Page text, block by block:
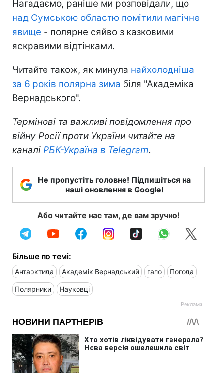
Нагадаємо, раніше ми розповідали, що
над Сумською областю помітили магічне
явище - полярне сяйво з казковими
яскравими відтінками.
Читайте також, як минула найхолодніша
за 6 років полярна зима біля "Академіка
Вернадського".
Термінові та важливі повідомлення про
війну Росії проти України читайте на
каналі РБК-Україна в Telegram.
Не пропустіть головне! Підпишіться на
наші оновлення в Google!
Або читайте нас там, де вам зручно!
Більше по темі:
Антарктида Академік Вернадський гало Погода
Полярники Науковці